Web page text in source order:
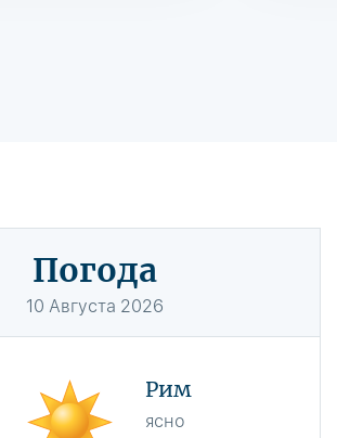
Погода
10 Августа 2026
Рим
ясно